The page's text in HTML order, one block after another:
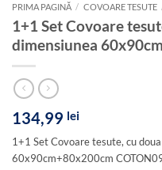
PRIMA PAGINĂ / COVOARE TESUTE
1+1 Set Covoare
dimensiunea
134,99 lei
1+1 Set Covoare tesute, cu
60x90cm+80x200cm